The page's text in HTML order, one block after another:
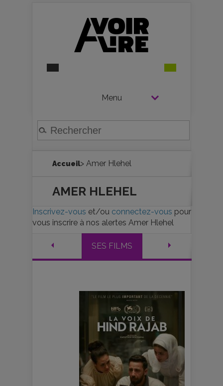
Menu
Accueil> Amer Hlehel
AMER HLEHEL
Inscrivez-vous et/ou connectez-vous pour
vous inscrire à nos alertes Amer Hlehel
SES FILMS